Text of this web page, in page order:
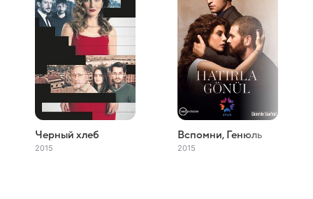
Черный хлеб
2015
Вспомни, Генюль
2015